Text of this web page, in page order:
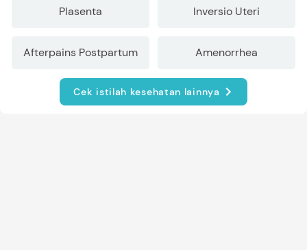
Plasenta Inversio Uteri
Afterpains Postpartum Amenorrhea
Cek istilah kesehatan lainnya